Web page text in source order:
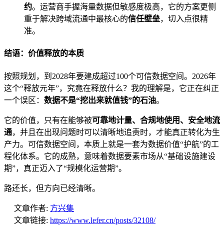
约。运营商手握海量数据但敏感度极高，它的方案更侧
重于解决跨域流通中最核心的信任壁垒，切入点很精
准。
结语：价值释放的本质
按照规划，到2028年要建成超过100个可信数据空间。2026年
这个“释放元年”，究竟在释放什么？我的理解是，它正在纠正
一个误区： 数据不是“挖出来就值钱”的石油。
它的价值，只有在能够被可靠地计量、合规地使用、安全地流
通，并且在出现问题时可以清晰地追责时，才能真正转化为生
产力。可信数据空间，本质上就是一套为数据价值“护航”的工
程化体系。它的成熟，意味着数据要素市场从“基础设施建设
期”，真正迈入了“规模化运营期”。
路还长，但方向已经清晰。
文章作者: 方兴集
文章链接: https://www.lefer.cn/posts/32108/